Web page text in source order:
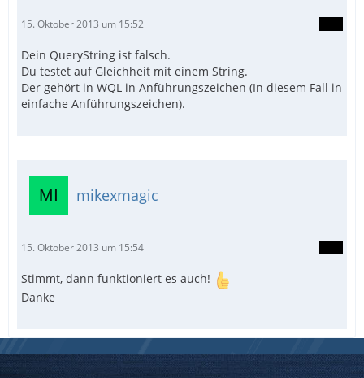
15. Oktober 2013 um 15:52
Dein QueryString ist falsch.
Du testet auf Gleichheit mit einem String.
Der gehört in WQL in Anführungszeichen (In diesem Fall in
einfache Anführungszeichen).
mikexmagic
15. Oktober 2013 um 15:54
Stimmt, dann funktioniert es auch!
Danke